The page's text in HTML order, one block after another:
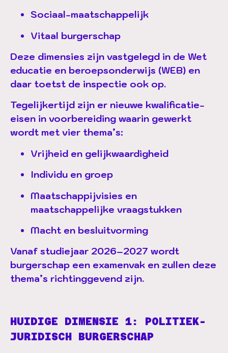
Sociaal-maatschappelijk
Vitaal burgerschap
Deze dimensies zijn vastgelegd in de Wet
educatie en beroepsonderwijs (WEB) en
daar toetst de inspectie ook op.
Tegelijkertijd zijn er nieuwe kwalificatie-
eisen in voorbereiding waarin gewerkt
wordt met vier thema’s:
Vrijheid en gelijkwaardigheid
Individu en groep
Maatschappijvisies en
maatschappelijke vraagstukken
Macht en besluitvorming
Vanaf studiejaar 2026–2027 wordt
burgerschap een examenvak en zullen deze
thema’s richtinggevend zijn.
HUIDIGE DIMENSIE 1: POLITIEK-
JURIDISCH BURGERSCHAP